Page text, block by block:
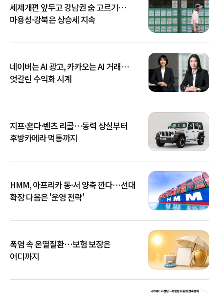
세제개편 앞두고 강남권 숨 고르기…
마용성·강북은 상승세 지속
네이버는 AI 광고, 카카오는 AI 거래…
엇갈린 수익화 시계
지프·혼다·벤츠 리콜…동력 상실부터
후방카메라 먹통까지
HMM, 아프리카 동·서 양축 깐다…선대
확장 다음은 '운영 전략'
폭염 속 온열질환…보험 보장은
어디까지